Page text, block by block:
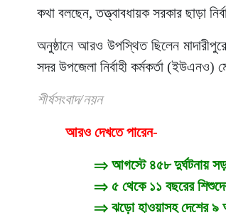
কথা বলছেন, তত্ত্বাবধায়ক সরকার ছাড়া
অনুষ্ঠানে আরও উপস্থিত ছিলেন
সদর উপজেলা নির্বাহী কর্মকর্তা (ইউএনও)
শীর্ষসংবাদ/নয়ন
আরও দেখতে পারেন-
⇒ আগস্টে ৪৫৮ দুর্ঘটনায়
⇒ ৫ থেকে ১১ বছরের
⇒ ঝড়ো হাওয়াসহ দেশের ৯